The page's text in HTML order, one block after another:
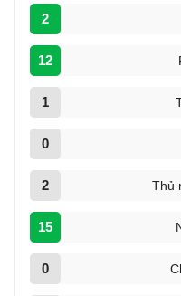
2
12
1
0
2 Thủ
15
0